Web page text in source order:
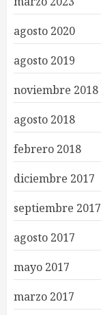
agosto 2020
agosto 2019
noviembre 2018
agosto 2018
febrero 2018
diciembre 2017
septiembre 2017
agosto 2017
mayo 2017
marzo 2017